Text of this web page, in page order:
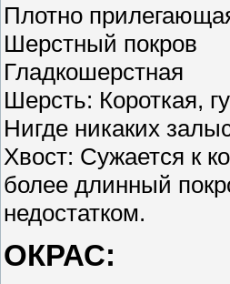
Плотно
Шерстный покров
Гладкошерстная
Шерсть: Короткая,
Нигде никаких
Хвост: Сужается к
более длинный
недостатком.
ОКРАС: